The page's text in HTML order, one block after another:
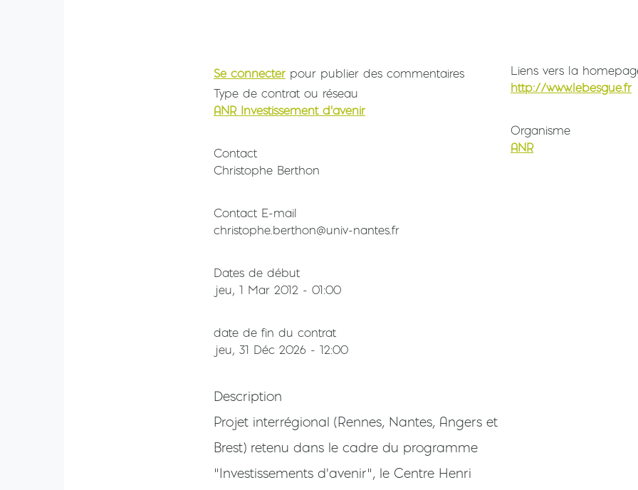
Se connecter pour publier des commentaires
Type de contrat ou réseau
ANR Investissement d'avenir
Contact
Christophe Berthon
Contact E-mail
christophe.berthon@univ-nantes.fr
Dates de début
jeu, 1 Mar 2012 - 01:00
date de fin du contrat
jeu, 31 Déc 2026 - 12:00
Description
Projet interrégional (Rennes, Nantes, Angers et
Brest) retenu dans le cadre du programme
"Investissements d'avenir", le Centre Henri
Liens vers la
http://www.lebesgue.fr
Organisme
ANR